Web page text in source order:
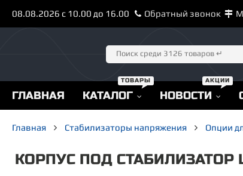
08.08.2026 с 10.00 до 16.00 Обратный звонок
ГЛАВНАЯ КАТАЛОГ НОВОСТИ
Главная Стабилизаторы напряжения Опции
КОРПУС ПОД СТАБИЛИЗАТОР